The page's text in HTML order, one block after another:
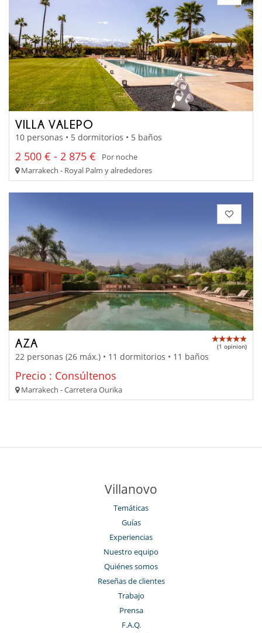
VILLA VALEPO
10 personas • 5 dormitorios • 5 baños
2 500 € - 2 875 €
Por noche
Marrakech - Royal Palm y alrededores
AZA (1 opinion)
22 personas (26 máx.) • 11 dormitorios • 11 baños
Precio : Consúltenos
Marrakech - Carretera Ourika
Villanovo
Temáticas
Guías
Experiencias
Nuestro equipo
Quiénes somos
Reseñas de clientes
Trabajo
Prensa
F.A.Q.